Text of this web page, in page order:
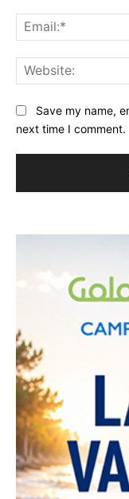
Save my name,
next time I comment.